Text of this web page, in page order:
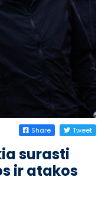
Share Tweet
surasti
ir atakos